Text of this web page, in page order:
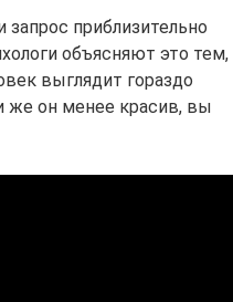
приблизительно
объясняют это тем,
выглядит гораздо
же он менее красив, вы